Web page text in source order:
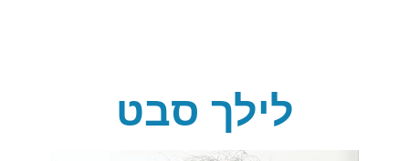
לילך סבט